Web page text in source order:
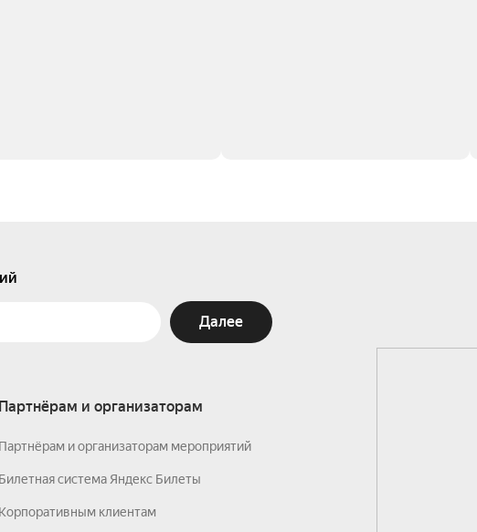
Далее
Партнёрам и организаторам
Партнёрам и организаторам мероприятий
Билетная система Яндекс Билеты
Корпоративным клиентам